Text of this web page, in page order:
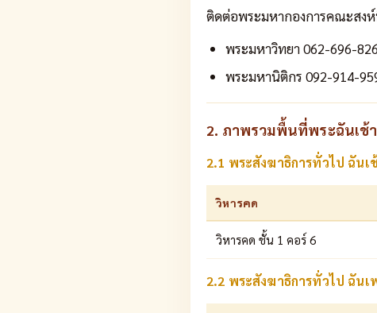
ติดต่อพระมหากองการคณะสง
พระมหาวิทยา 062-696-
พระมหานิติกร 092-914-
2. ภาพรวมพื้นที่พระฉันเช้
2.1 พระสังฆาธิการทั่วไป ฉันเ
วิหารคด
วิหารคด ชั้น 1 คอร์ 6
2.2 พระสังฆาธิการทั่วไป ฉัน